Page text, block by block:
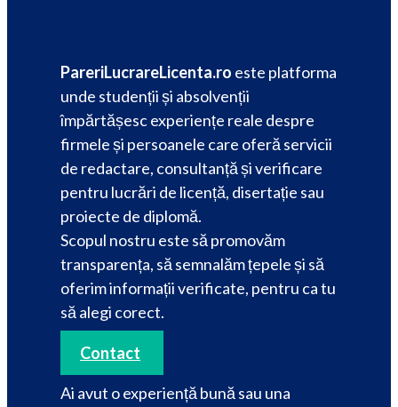
PareriLucrareLicenta.ro este platforma
unde studenții și absolvenții
împărtășesc experiențe reale despre
firmele și persoanele care oferă servicii
de redactare, consultanță și verificare
pentru lucrări de licență, disertație sau
proiecte de diplomă.
Scopul nostru este să promovăm
transparența, să semnalăm țepele și să
oferim informații verificate, pentru ca tu
să alegi corect.
Contact
Ai avut o experiență bună sau una